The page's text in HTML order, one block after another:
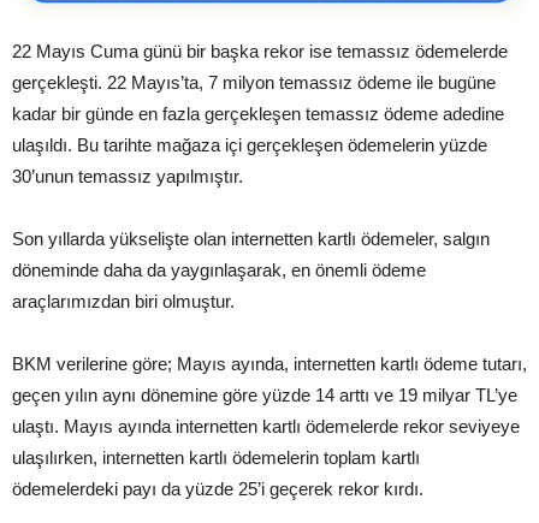
22 Mayıs Cuma günü bir başka rekor ise temassız ödemelerde
gerçekleşti. 22 Mayıs’ta, 7 milyon temassız ödeme ile bugüne
kadar bir günde en fazla gerçekleşen temassız ödeme adedine
ulaşıldı. Bu tarihte mağaza içi gerçekleşen ödemelerin yüzde
30’unun temassız yapılmıştır.
Son yıllarda yükselişte olan internetten kartlı ödemeler, salgın
döneminde daha da yaygınlaşarak, en önemli ödeme
araçlarımızdan biri olmuştur.
BKM verilerine göre; Mayıs ayında, internetten kartlı ödeme tutarı,
geçen yılın aynı dönemine göre yüzde 14 arttı ve 19 milyar TL’ye
ulaştı. Mayıs ayında internetten kartlı ödemelerde rekor seviyeye
ulaşılırken, internetten kartlı ödemelerin toplam kartlı
ödemelerdeki payı da yüzde 25’i geçerek rekor kırdı.